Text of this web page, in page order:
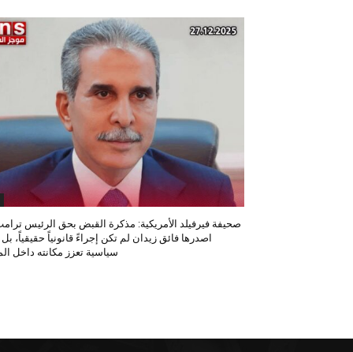
صحيفة فيرفيلد الأمريكية: مذكرة القبض بحق الرئيس
اصدرها فائق زيدان لم تكن إجراءً قانونياً حقيقياً،
سياسية تعزز مكانته داخل